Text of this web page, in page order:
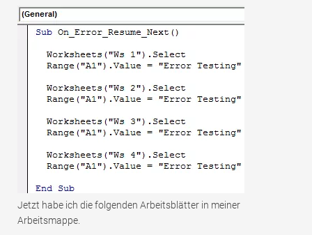
Jetzt habe ich die folgenden Arbeitsblätter in meiner
Arbeitsmappe.